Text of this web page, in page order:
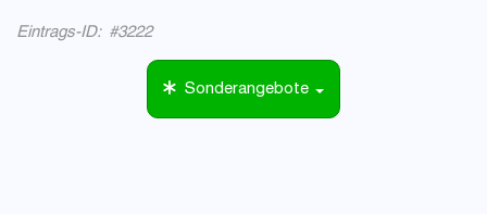
Eintrags-ID: #3222
Sonderangebote